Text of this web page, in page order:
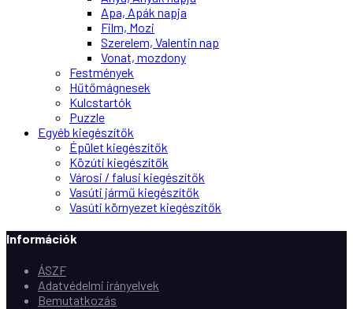
Apa, Apák napja
Film, Mozi
Szerelem, Valentin nap
Vonat, mozdony
Festmények
Hűtőmágnesek
Kulcstartók
Puzzle
Egyéb kiegészítők
Épület kiegészítők
Közúti kiegészítők
Városi / falusi kiegészítők
Vasúti jármű kiegészítők
Vasúti környezet kiegészítők
Információk
ÁSZF
Adatvédelmi irányelvek
Bemutatkozás